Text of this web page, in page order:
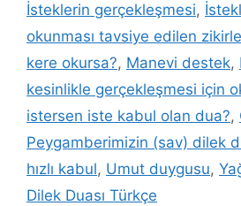
İsteklerin gerçekleşmesi,
okunması tavsiye edilen
kere okursa?, Manevi destek,
kesinlikle gerçekleşmesi için
istersen iste kabul olan dua?,
Peygamberimizin (sav) dilek
hızlı kabul, Umut duygusu,
Dilek Duası Türkçe